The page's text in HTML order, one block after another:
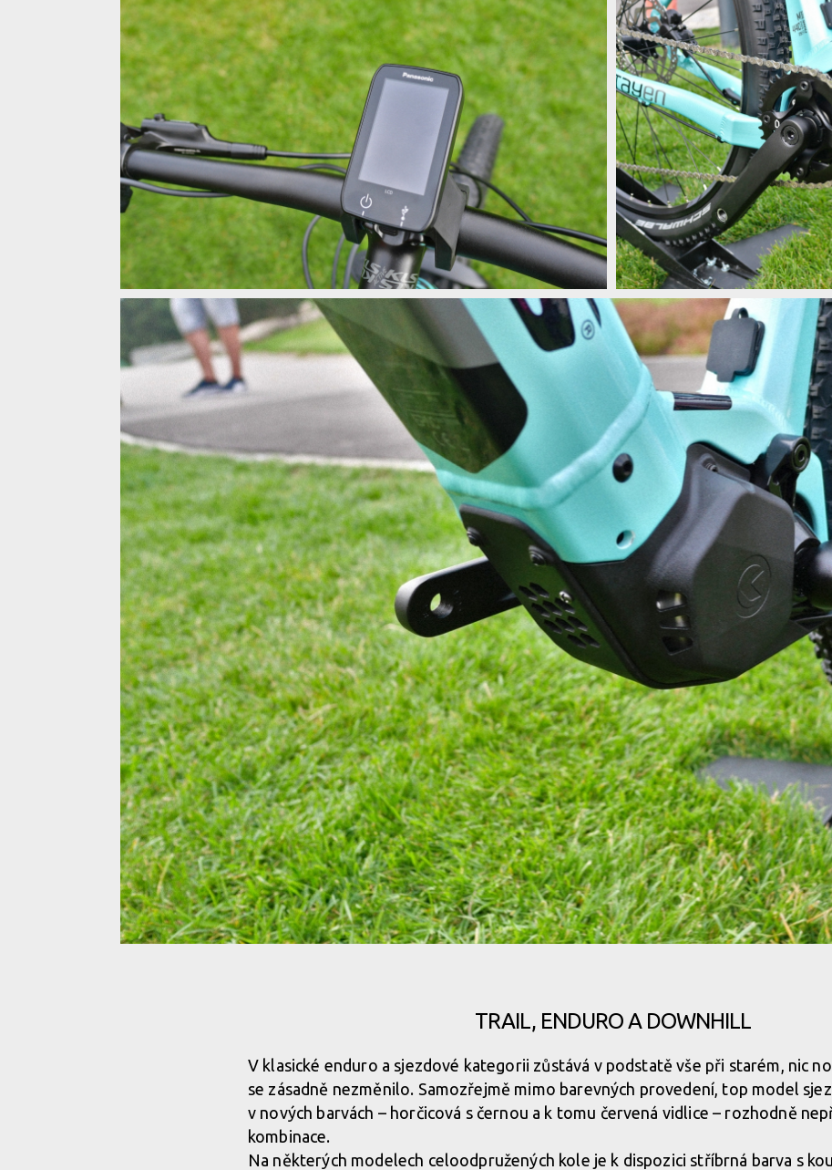
Kellys Theos i90
Kellys Theos i90
Kellys Theos i90
Kellys Theos i90
Kellys Theos i90
Kellys Theos i90
Kellys s motorem GX Ultimate
Kellys s motorem GX Ultimate
Kellys s motorem GX Ultimate
Kellys s motorem GX Ultimate
Kellys s motorem GX Ultimate
Kellys s motorem GX Ultimate
Kellys s motorem GX Ultimate
Kellys s motorem GX Ultimate
Kellys s motorem GX Ultimate
Kellys s motorem GX Ultimate
Kellys s motorem GX Ultimate
Kellys s motorem GX Ultimate
Kellys s motorem GX Ultimate
Kellys s motorem GX Ultimate
Kellys s motorem GX Ultimate
Kellys s motorem GX Ultimate
Kellys s motorem GX Ultimate
Kellys s motorem GX Ultimate
TRAIL, ENDURO A DOWNHILL
V klasické enduro a sjezdové kategorii zůstává v podstatě vše při starém, nic
se zásadně nezměnilo. Samozřejmě mimo barevných provedení, top model
v nových barvách – horčicová s černou a k tomu červená vidlice – rozhodně
kombinace.
Na některých modelech celoodpružených kole je k dispozici stříbrná barva s